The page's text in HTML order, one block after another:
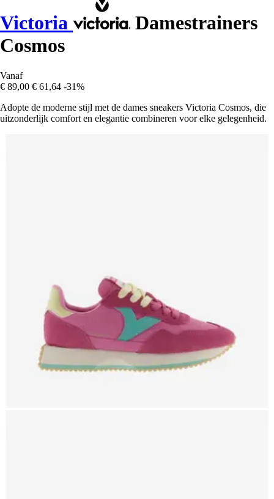
Victoria
Damestrainers
Cosmos
Vanaf
€ 89,00 € 61,64 -31%
Adopte de moderne stijl met de dames sneakers Victoria Cosmos, die
uitzonderlijk comfort en elegantie combineren voor elke gelegenheid.